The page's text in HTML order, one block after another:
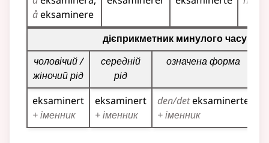
åeksaminere
Таблиця відмінювання дієприкметників для цього
дієприкметник минулого часу
чоловічий /
жіночий рід
середній
рід
означена форма
eksaminert
+ іменник
eksaminert
+ іменник
den/deteksaminerte
+ іменник